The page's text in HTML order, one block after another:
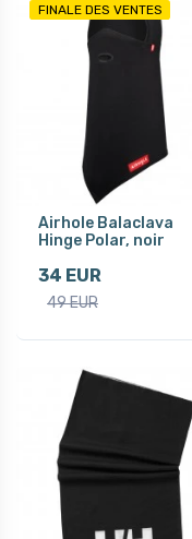
FINALE DES VENTES
Airhole Balaclava
Hinge Polar, noir
34 EUR
49 EUR